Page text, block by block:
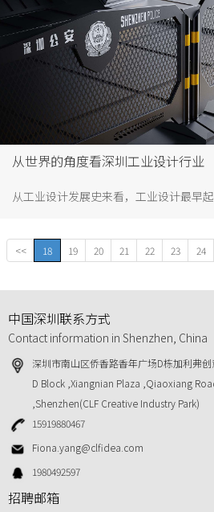
从世界的角度看深圳工业设计行业
从工业设计发展史来看，工业设计最早
随着一系列问题，产品粗制滥造，缺少
业设计的诞生，则是来解决这个问题，
<< 18 19 20 21 22 23 24
中国深圳联系方式
Contact information in Shenzhen, China
深圳市南山区侨香路香年广场D栋加利弗创
D Block ,Xiangnian Plaza ,Qiaoxiang
,Shenzhen(CLF Creative Industry Park)
15919880467
Fiona.yang@clfidea.com
1980492597
招聘邮箱